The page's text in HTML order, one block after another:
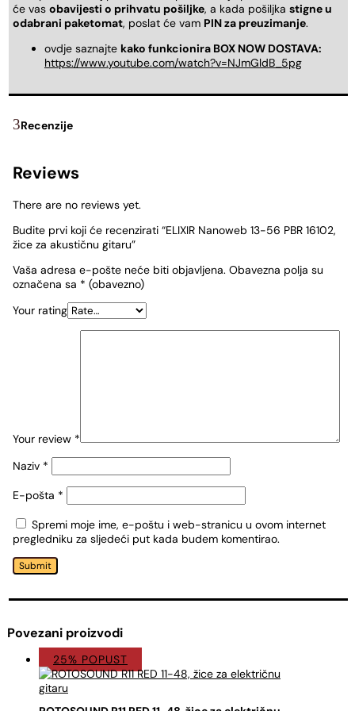
će vas obavijesti o prihvatu pošiljke, a kada pošiljka stigne u
odabrani paketomat, poslat će vam PIN za preuzimanje.
ovdje saznajte kako funkcionira BOX NOW DOSTAVA:
https://www.youtube.com/watch?v=NJmGldB_5pg
Recenzije
Reviews
There are no reviews yet.
Budite prvi koji će recenzirati “ELIXIR Nanoweb 13-56 PBR 16102,
žice za akustičnu gitaru”
Vaša adresa e-pošte neće biti objavljena. Obavezna polja su
označena sa * (obavezno)
Your rating
Your review *
Naziv *
E-pošta *
Spremi moje ime, e-poštu i web-stranicu u ovom internet
pregledniku za sljedeći put kada budem komentirao.
Submit
Povezani proizvodi
25% POPUST